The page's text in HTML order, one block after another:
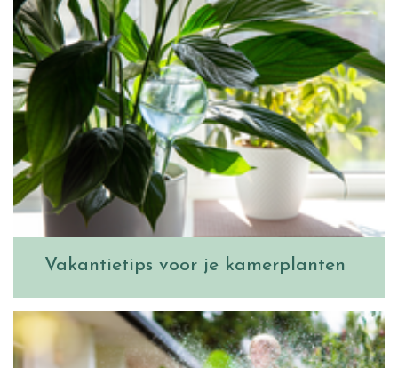
Vakantietips voor je kamerplanten